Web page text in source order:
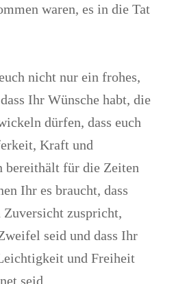
waren, es in die Tat
nicht nur ein frohes,
Ihr Wünsche habt, die
dürfen, dass euch
Kraft und
bereithält für die Zeiten
Ihr es braucht, dass
Zuversicht zuspricht,
seid und dass Ihr
und Freiheit
seid.